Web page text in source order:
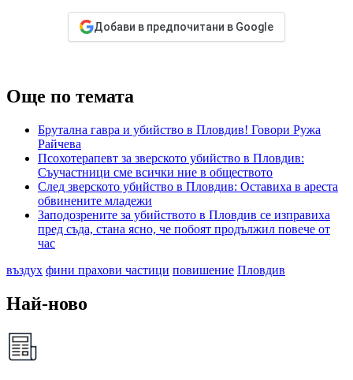
Добави в предпочитани в Google
Още по темата
Брутална гавра и убийство в Пловдив! Говори Ружа
Райчева
Псохотерапевт за зверското убийство в Пловдив:
Съучастници сме всички ние в обществото
След зверското убийство в Пловдив: Оставиха в ареста
обвинените младежи
Заподозрените за убийството в Пловдив се изправиха
пред съда, стана ясно, че побоят продължил повече от
час
въздух фини прахови частици повишение Пловдив
Най-ново